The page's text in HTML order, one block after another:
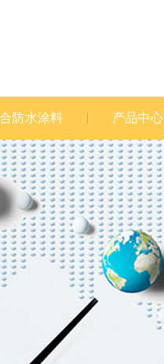
防水涂料 产品中心